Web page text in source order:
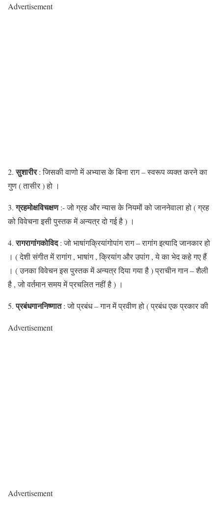
Advertisement
2.सुशारीर: जिसकी वाणो में अभ्यास के बिना राग – स्वरूप व्यक्त करने का
गुण ( तासीर ) हो ।
3.ग्रहमोक्षविचक्षण:- जो ग्रह और न्यास के नियमों को जाननेवाला हो ( ग्रह
को विवेचना इसी पुस्तक में अन्यत्र दो गई है ) ।
4.रागरागांगकोविद: जो भाषांगक्रियांगोपांग राग – रागांग इत्यादि जानकार हो
। ( देशी संगीत में रागांग , भाषांग , क्रियांग और उपांग , ये का भेद कहे गए हैं
। ( उनका विवेचन इस पुस्तक में अन्यत्र दिया गया है ) प्राचीन गान – शैली
है , जो वर्तमान समय में प्रचलित नहीं है ) ।
5.प्रबंधगाननिष्णात: जो प्रबंध – गान में प्रवीण हो ( प्रबंध एक प्रकार की
Advertisement
Advertisement